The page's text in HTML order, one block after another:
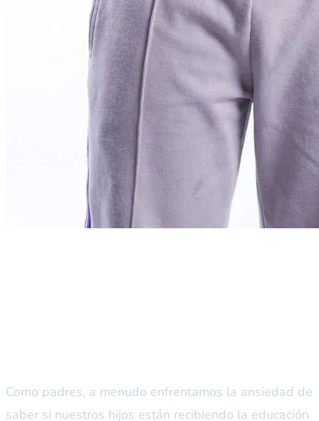
Como padres, a menudo enfrentamos la ansiedad de
saber si nuestros hijos están recibiendo la educación